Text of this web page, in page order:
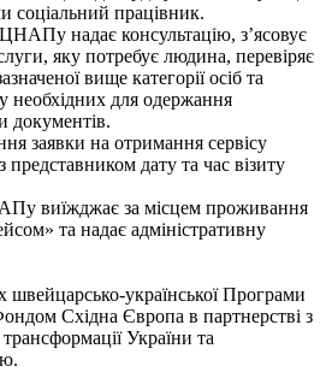
соціальний працівник.
надає консультацію, з’ясовує
яку потребує людина, перевіряє
вище категорії осіб та
необхідних для одержання
документів.
заявки на отримання сервісу
представником дату та час візиту
виїжджає за місцем проживання
та надає адміністративну
української Програми
Східна Європа в партнерстві з
України та